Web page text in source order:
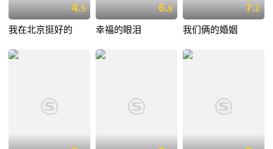
4.5
我在北京挺好的
6.8
幸福的眼泪
7.2
我们俩的婚姻